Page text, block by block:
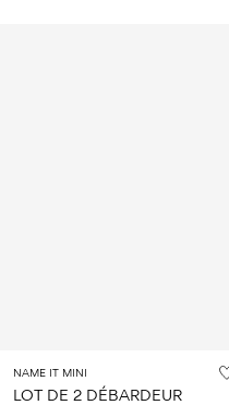
NAME IT MINI
LOT DE 2 DÉBARDEUR